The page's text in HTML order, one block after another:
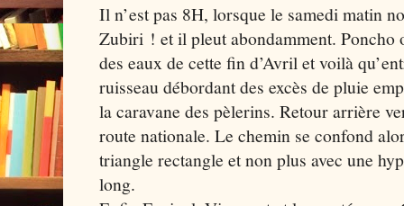
Il n’est pas 8H, lorsque le samedi matin
Zubiri ! et il pleut abondamment.
des eaux de cette fin d’Avril et voilà
ruisseau débordant des excès de pluie
la caravane des pèlerins. Retour arrière
route nationale. Le chemin se confond
triangle rectangle et non plus avec une
long.